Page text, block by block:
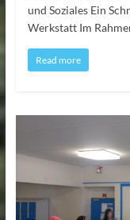
und Soziales Ein
Werkstatt Im
Read more